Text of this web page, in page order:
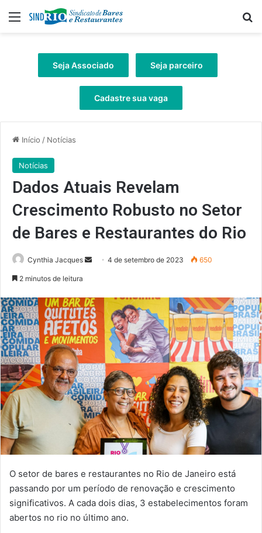
Menu
Seja Associado Seja parceiro
Cadastre sua vaga
Início / Notícias
Notícias
Dados Atuais Revelam
Crescimento Robusto no Setor
de Bares e Restaurantes do Rio
Cynthia Jacques
Mande
mail
4 de setembro de 2023 650
2 minutos de leitura
O setor de bares e restaurantes no Rio de Janeiro está
passando por um período de renovação e crescimento
significativos. A cada dois dias, 3 estabelecimentos foram
abertos no rio no último ano.